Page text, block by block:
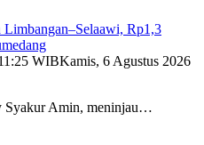
Rp1,3
WIBKamis, 6 Agustus 2026
Syakur Amin, meninjau…